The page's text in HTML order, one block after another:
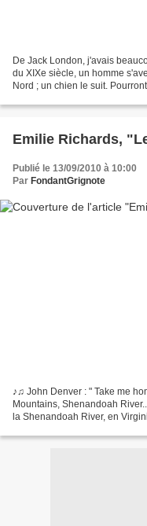
De Jack London, j'avais
du XIXe siècle, un homme
Nord ; un chien le suit.
Emilie Richards,
Publié le 13/09/2010 à 10:00
Par FondantGrignote
♪♫ John Denver : " Take me
Mountains, Shenandoah
la Shenandoah River, en